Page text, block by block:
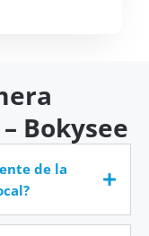
Bokysee
de la